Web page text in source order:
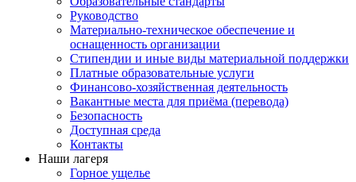
Руководство
Материально-техническое обеспечение и
оснащенность организации
Стипендии и иные виды материальной поддержки
Платные образовательные услуги
Финансово-хозяйственная деятельность
Вакантные места для приёма (перевода)
Безопасность
Доступная среда
Контакты
Наши лагеря
Горное ущелье